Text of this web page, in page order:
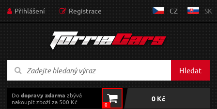
Přihlášení Registrace CZ SK
Hledat
Dodopravy zdarma zbývá
nakoupit zboží za 500 Kč
0
0 Kč